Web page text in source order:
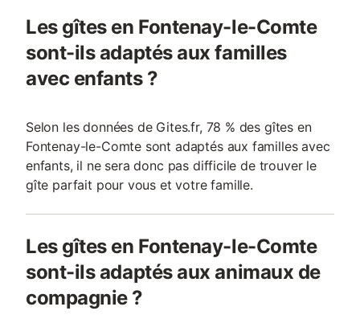
Les gîtes en Fontenay-le-Comte
sont-ils adaptés aux familles
avec enfants ?
Selon les données de Gites.fr, 78 % des gîtes en
Fontenay-le-Comte sont adaptés aux familles avec
enfants, il ne sera donc pas difficile de trouver le
gîte parfait pour vous et votre famille.
Les gîtes en Fontenay-le-Comte
sont-ils adaptés aux animaux de
compagnie ?